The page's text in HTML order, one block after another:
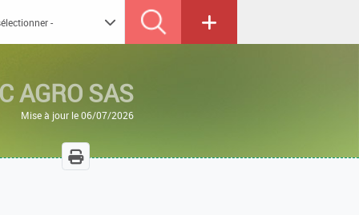
AGRO SAS
Mise à jour le 06/07/2026